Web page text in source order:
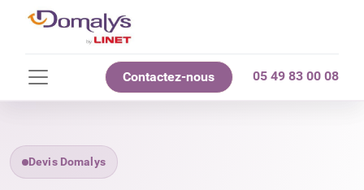
Contactez-nous 05 49 83 00 08
Devis Domalys